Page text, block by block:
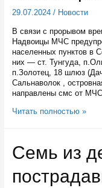
школе
Надвоицах
29.07.2024/ Новости
В связи с прорывом
Надвоицы МЧС
населенных пунктов в
них — ст. Тунгуда,
п.Золотец, 18 шлюз
Сальнаволок ,
направлены смс от
Глава
от
на
природе
Читать полностью »
Семь из